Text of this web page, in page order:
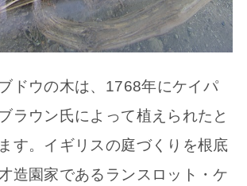
ドウの木は、1768年にケイパ
ラウン氏によって植えられたと
す。イギリスの庭づくりを根底
造園家であるランスロット・ケ